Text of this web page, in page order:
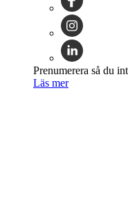
Prenumerera så du
Läs mer